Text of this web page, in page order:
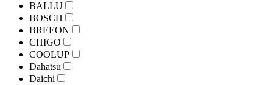
BALLU
BOSCH
BREEON
CHIGO
COOLUP
Dahatsu
Daichi